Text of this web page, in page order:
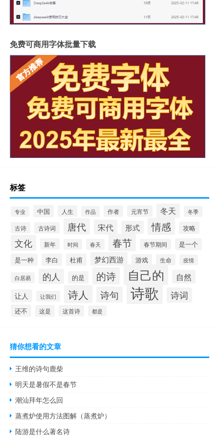
免费可商用字体批量下载
标签
专业 中国 人生 作品 作者 元宵节 冬天 冬季
古诗 古诗词 唐代 宋代 形式 情感 攻略
文化 新年 时间 春天 春节 春节期间 是一个
是一种 李白 杜甫 梦幻西游 游戏 生命 疫情
白居易 的人 的是 的诗 自己的 自然
让人 让我们 诗人 诗句 诗歌 诗词
还不 这是 这首诗 都是
猜你想看的文章
王维的诗句鹿柴
明天是暑假不是春节
潮汕拜年怎么回
蒸煮炉使用方法图解（蒸煮炉）
陆游是什么著名诗